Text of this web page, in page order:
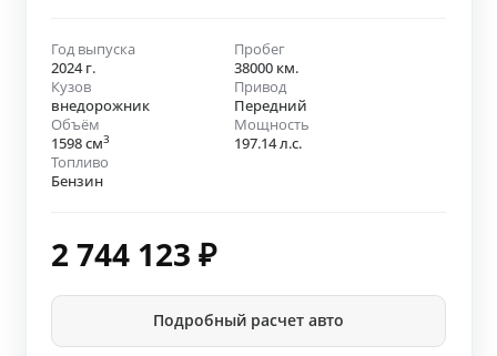
Год выпуска
2024 г.
Пробег
38000 км.
Кузов
внедорожник
Привод
Передний
Объём
1598 см3
Мощность
197.14 л.с.
Топливо
Бензин
2 744 123 ₽
Подробный расчет авто